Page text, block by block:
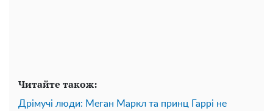
Читайте також:
Дрімучі люди: Меган Маркл та принц Гаррі не